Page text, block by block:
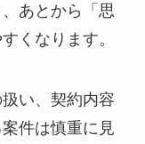
あとから「思
くなります。
い、契約内容
件は慎重に見